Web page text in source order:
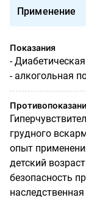
Применение
Показания
-
- алкогольная
грудного
опыт
детский
безопасность